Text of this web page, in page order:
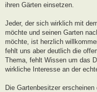
ihren Gärten einsetzen.
Jeder, der sich wirklich mit
möchte und seinen Garten
möchte, ist herzlich
fehlt uns aber deutlich die
Thema, fehlt Wissen um das
wirkliche Interesse an der
Die Gartenbesitzer